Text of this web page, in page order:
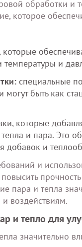
обработки и
которое
которые
и
специальные
могут быть как
которые
и пара. Это
добавок и
и
пара и тепла
воздействиям.
и тепло для
значительно